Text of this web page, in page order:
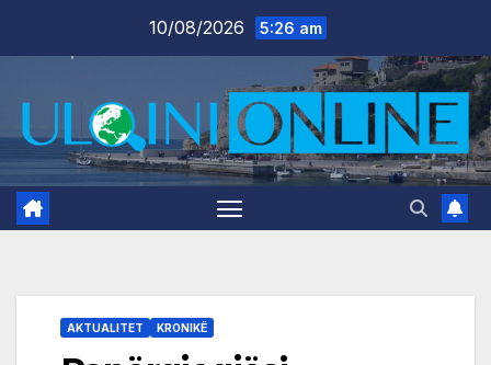
10/08/2026 5:26 am
AKTUALITET KRONIKË